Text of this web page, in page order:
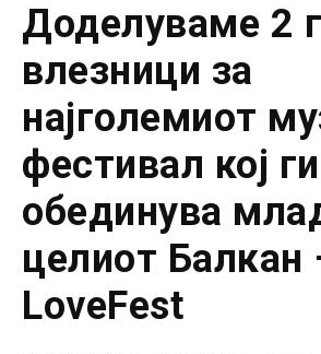
Доделуваме 2
влезници за
најголемиот
фестивал кој ги
обединува
целиот Балкан
LoveFest